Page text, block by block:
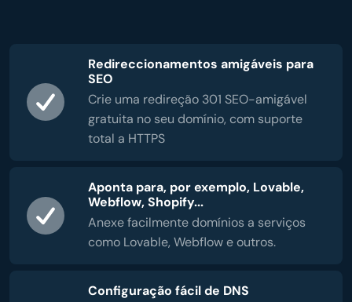
Redireccionamentos amigáveis para
SEO
Crie uma redireção 301 SEO-amigável
gratuita no seu domínio, com suporte
total a HTTPS
Aponta para, por exemplo, Lovable,
Webflow, Shopify...
Anexe facilmente domínios a serviços
como Lovable, Webflow e outros.
Configuração fácil de DNS